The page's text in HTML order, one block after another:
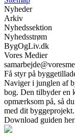
Nyheder
Arkiv
Nyhedssektion
Nyhedsstrøm
BygOgLiv.dk
Vores Medier
Få styr på
Naviger i junglen af
bog. Den tilbyder en
opmærksom på, så
med dit byggeprojekt.
Download guiden her